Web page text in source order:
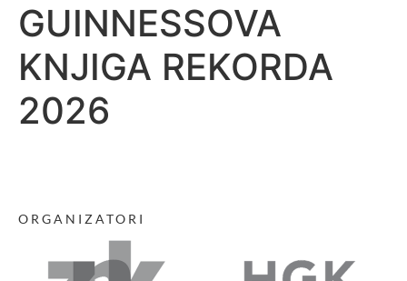
GUINNESSOVA
KNJIGA REKORDA
2026
ORGANIZATORI